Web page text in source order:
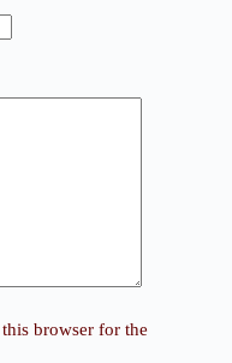
browser for the